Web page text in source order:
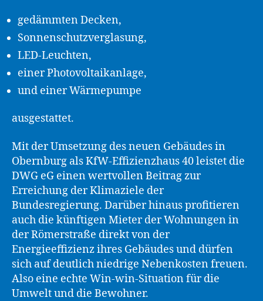
gedämmten Decken,
Sonnenschutzverglasung,
LED-Leuchten,
einer Photovoltaikanlage,
und einer Wärmepumpe
ausgestattet.
Mit der Umsetzung des neuen Gebäudes in
Obernburg als KfW-Effizienzhaus 40 leistet die
DWG eG einen wertvollen Beitrag zur
Erreichung der Klimaziele der
Bundesregierung. Darüber hinaus profitieren
auch die künftigen Mieter der Wohnungen in
der Römerstraße direkt von der
Energieeffizienz ihres Gebäudes und dürfen
sich auf deutlich niedrige Nebenkosten freuen.
Also eine echte Win-win-Situation für die
Umwelt und die Bewohner.